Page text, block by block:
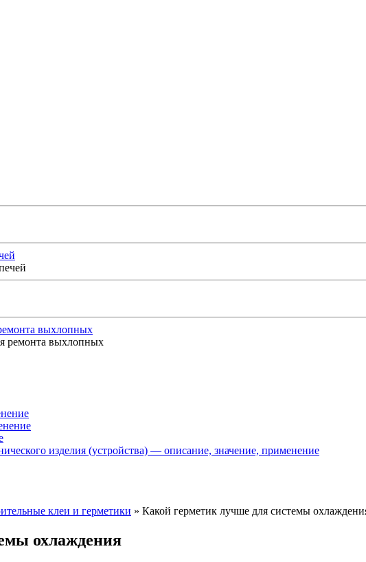
выхлопных
изделия (устройства) — описание, значение, применение
клеи и герметики » Какой герметик лучше для системы
охлаждения